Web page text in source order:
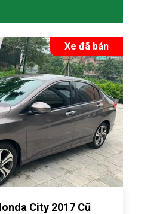
Xe đã bán
City 2017 Cũ